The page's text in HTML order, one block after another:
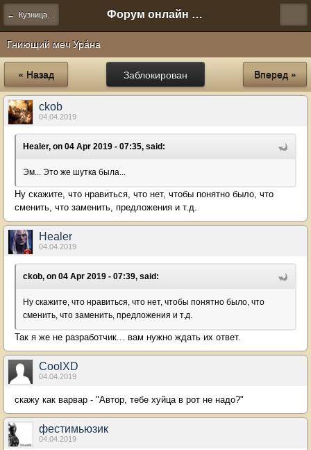
← Кузница предметов Форум онлайн игры "Новая Эра" (Нюра Биз)
Гниющий меч Ура́на
Заблокирован
« Назад Вперед »
ckob
04.04.2019
Healer, on 04 Apr 2019 - 07:35, said:
Эм... Это же шутка была...
Ну скажите, что нравиться, что нет, чтобы понятно было, что
сменить, что заменить, предложения и т.д.
Healer
04.04.2019
ckob, on 04 Apr 2019 - 07:39, said:
Ну скажите, что нравиться, что нет, чтобы понятно было, что
сменить, что заменить, предложения и т.д.
Так я же не разработчик... вам нужно ждать их ответ.
CoolXD
04.04.2019
скажу как варвар - "Автор, тебе хуйца в рот не надо?"
фестимьюзик
04.04.2019